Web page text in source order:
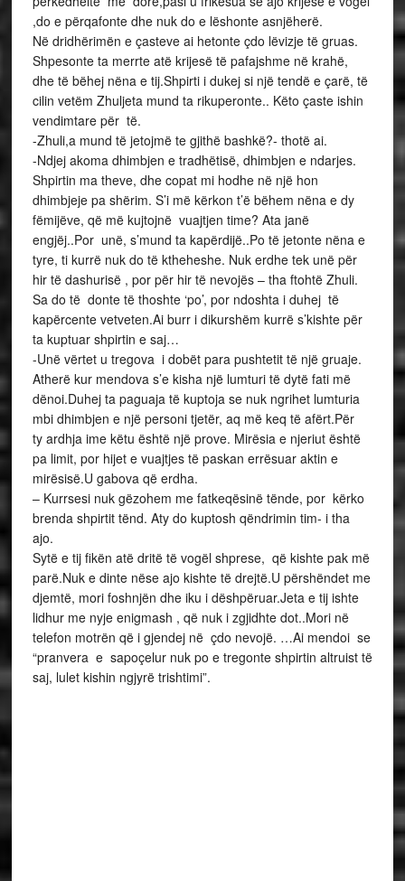
,do e përqafonte dhe nuk do e lëshonte asnjëherë.
Në dridhërimën e çasteve ai hetonte çdo lëvizje të gruas.
Shpesonte ta merrte atë krijesë të pafajshme në krahë,
dhe të bëhej nëna e tij.Shpirti i dukej si një tendë e çarë, të
cilin vetëm Zhuljeta mund ta rikuperonte.. Këto çaste ishin
vendimtare për të.
-Zhuli,a mund të jetojmë te gjithë bashkë?- thotë ai.
-Ndjej akoma dhimbjen e tradhëtisë, dhimbjen e ndarjes.
Shpirtin ma theve, dhe copat mi hodhe në një hon
dhimbjeje pa shërim. S’i më kërkon t’ë bëhem nëna e dy
fëmijëve, që më kujtojnë vuajtjen time? Ata janë
engjëj..Por unë, s’mund ta kapërdijë..Po të jetonte nëna e
tyre, ti kurrë nuk do të ktheheshe. Nuk erdhe tek unë për
hir të dashurisë , por për hir të nevojës – tha ftohtë Zhuli.
Sa do të donte të thoshte ‘po’, por ndoshta i duhej të
kapërcente vetveten.Ai burr i dikurshëm kurrë s’kishte për
ta kuptuar shpirtin e saj…
-Unë vërtet u tregova i dobët para pushtetit të një gruaje.
Atherë kur mendova s’e kisha një lumturi të dytë fati më
dënoi.Duhej ta paguaja të kuptoja se nuk ngrihet lumturia
mbi dhimbjen e një personi tjetër, aq më keq të afërt.Për
ty ardhja ime këtu është një prove. Mirësia e njeriut është
pa limit, por hijet e vuajtjes të paskan errësuar aktin e
mirësisë.U gabova që erdha.
– Kurrsesi nuk gëzohem me fatkeqësinë tënde, por kërko
brenda shpirtit tënd. Aty do kuptosh qëndrimin tim- i tha
ajo.
Sytë e tij fikën atë dritë të vogël shprese, që kishte pak më
parë.Nuk e dinte nëse ajo kishte të drejtë.U përshëndet me
djemtë, mori foshnjën dhe iku i dëshpëruar.Jeta e tij ishte
lidhur me nyje enigmash , që nuk i zgjidhte dot..Mori në
telefon motrën që i gjendej në çdo nevojë. …Ai mendoi se
“pranvera e sapoçelur nuk po e tregonte shpirtin altruist të
saj, lulet kishin ngjyrë trishtimi”.